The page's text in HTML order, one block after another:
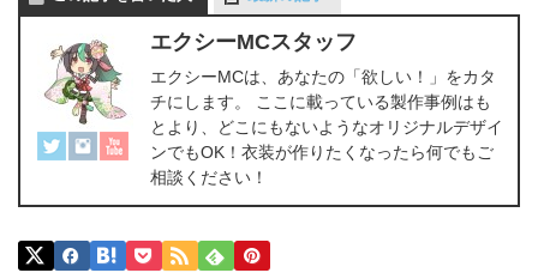
エクシーMCスタッフ
エクシーMCは、あなたの「欲しい！」をカタ
チにします。 ここに載っている製作事例はも
とより、どこにもないようなオリジナルデザイ
ンでもOK！衣装が作りたくなったら何でもご
相談ください！